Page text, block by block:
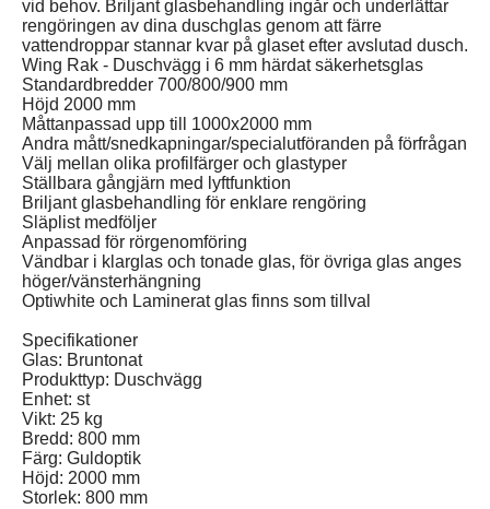
vid behov. Briljant glasbehandling ingår och underlättar
rengöringen av dina duschglas genom att färre
vattendroppar stannar kvar på glaset efter avslutad dusch.
Wing Rak - Duschvägg i 6 mm härdat säkerhetsglas
Standardbredder 700/800/900 mm
Höjd 2000 mm
Måttanpassad upp till 1000x2000 mm
Andra mått/snedkapningar/specialutföranden på förfrågan
Välj mellan olika profilfärger och glastyper
Ställbara gångjärn med lyftfunktion
Briljant glasbehandling för enklare rengöring
Släplist medföljer
Anpassad för rörgenomföring
Vändbar i klarglas och tonade glas, för övriga glas anges
höger/vänsterhängning
Optiwhite och Laminerat glas finns som tillval
Specifikationer
Glas: Bruntonat
Produkttyp: Duschvägg
Enhet: st
Vikt: 25 kg
Bredd: 800 mm
Färg: Guldoptik
Höjd: 2000 mm
Storlek: 800 mm